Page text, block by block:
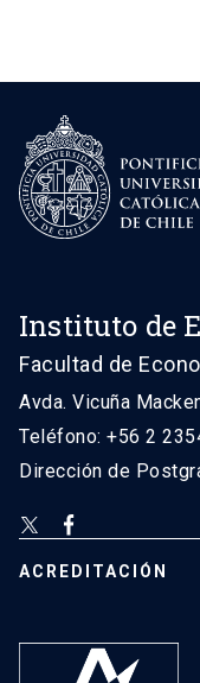
Instituto de
Facultad de
Avda. Vicuña
Teléfono: +56 2
Dirección de
ACREDITACIÓN